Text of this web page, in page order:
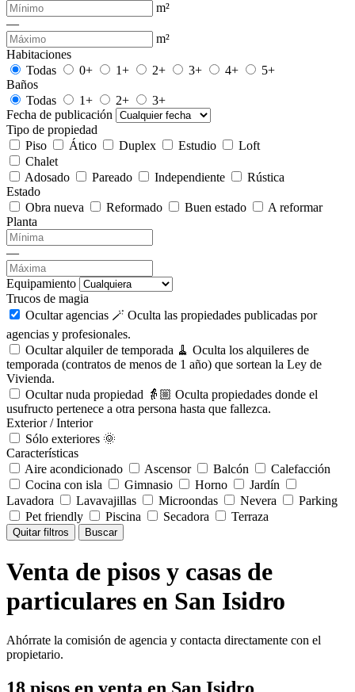
m²
—
m²
Habitaciones
Todas
0+ 1+ 2+ 3+ 4+
5+
Baños
Todas
1+ 2+
3+
Fecha de publicación
Tipo de propiedad
Piso
Ático Duplex Estudio
Loft
Chalet
Adosado
Pareado Independiente
Rústica
Estado
Obra nueva
Reformado Buen estado
A reformar
Planta
—
Equipamiento
Trucos de magia
Ocultar agencias 🪄 Oculta las propiedades publicadas por
agencias y profesionales.
Ocultar alquiler de temporada 🧹 Oculta los alquileres de
temporada (contratos de menos de 1 año) que sortean la Ley de
Vivienda.
Ocultar nuda propiedad 👵🏼 Oculta propiedades donde el
usufructo pertenece a otra persona hasta que fallezca.
Exterior / Interior
Sólo exteriores 🌞
Características
Aire acondicionado
Ascensor Balcón
Calefacción
Cocina con isla
Gimnasio Horno
Jardín
Lavadora
Lavavajillas Microondas Nevera
Parking
Pet friendly
Piscina Secadora Terraza
Quitar filtros Buscar
Venta de pisos y casas de
particulares en San Isidro
Ahórrate la comisión de agencia y contacta directamente con el
propietario.
18 pisos en venta en San Isidro